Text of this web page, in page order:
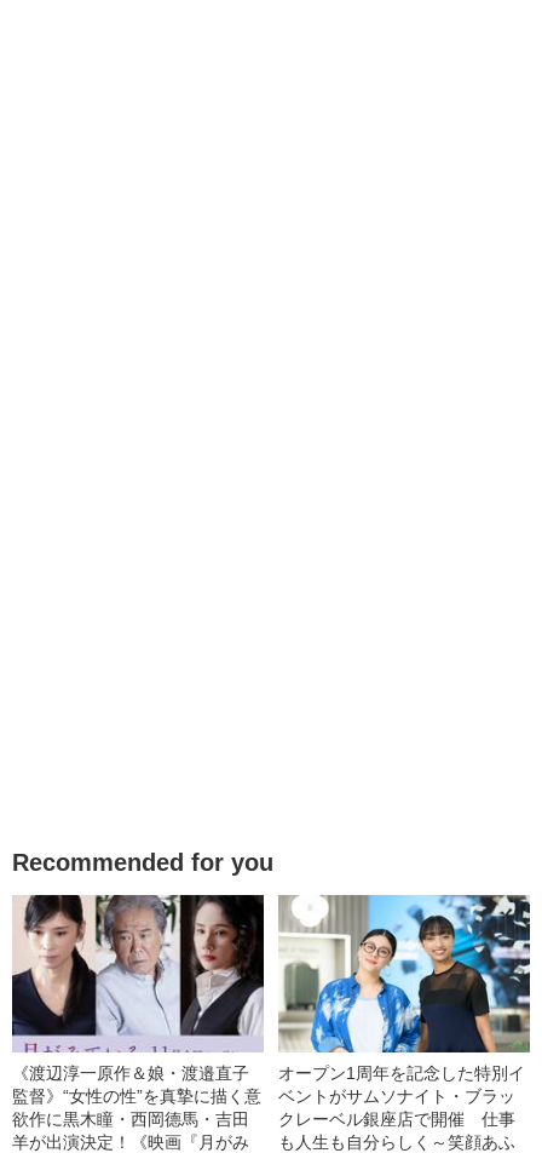
Recommended for you
《渡辺淳一原作＆娘・渡邉直子
監督》“女性の性”を真摯に描く意
欲作に黒木瞳・西岡德馬・吉田
羊が出演決定！《映画『月がみ
オープン1周年を記念した特別イ
ベントがサムソナイト・ブラッ
クレーベル銀座店で開催 仕事
も人生も自分らしく～笑顔あふ